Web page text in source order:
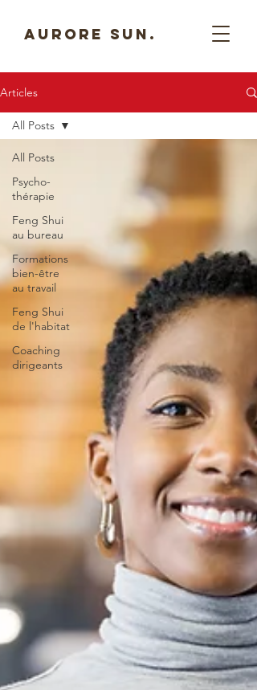
AURORE SUN.
Articles
All Posts
Psycho-
thérapie
Feng Shui
au bureau
Formations
bien-être
au travail
Feng Shui
de l'habitat
Coaching
dirigeants
All Posts